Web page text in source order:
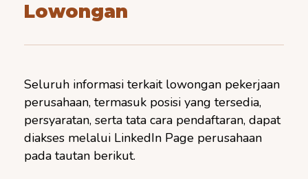
Lowongan
Seluruh informasi terkait lowongan pekerjaan
perusahaan, termasuk posisi yang tersedia,
persyaratan, serta tata cara pendaftaran, dapat
diakses melalui LinkedIn Page perusahaan
pada tautan berikut.